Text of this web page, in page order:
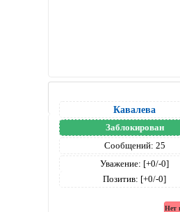
Кавалева
Заблокирован
Сообщений: 25
Уважение: [+0/-0]
Позитив: [+0/-0]